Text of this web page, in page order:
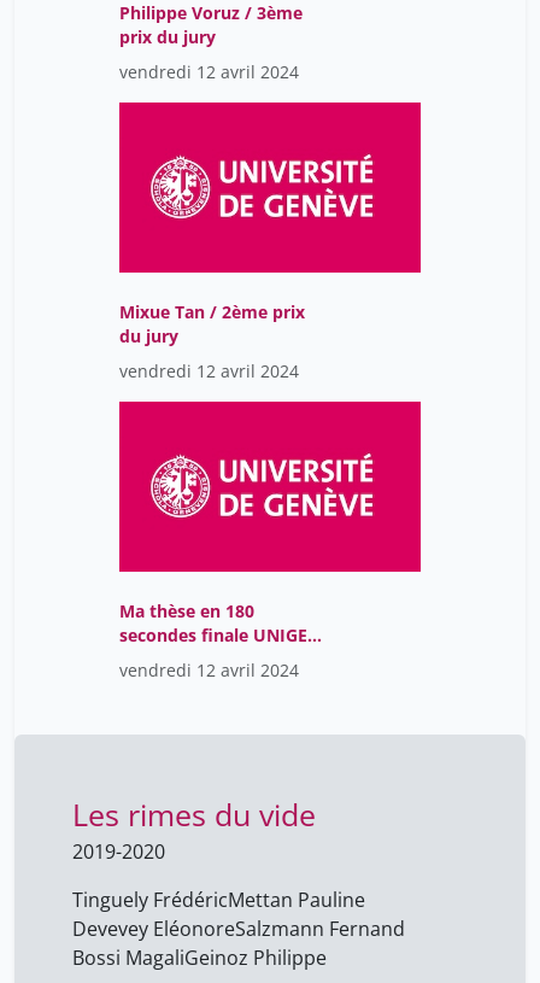
Philippe Voruz / 3ème
prix du jury
vendredi 12 avril 2024
Mixue Tan / 2ème prix
du jury
vendredi 12 avril 2024
Ma thèse en 180
secondes finale UNIGE
2024
vendredi 12 avril 2024
Les rimes du vide
2019-2020
Tinguely FrédéricMettan Pauline
Devevey EléonoreSalzmann Fernand
Bossi MagaliGeinoz Philippe